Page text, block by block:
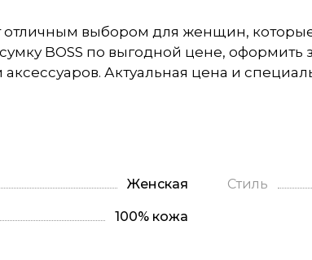
отличным выбором для женщин,
BOSS по выгодной цене, оформить
Актуальная цена и
Женская Стиль
100% кожа